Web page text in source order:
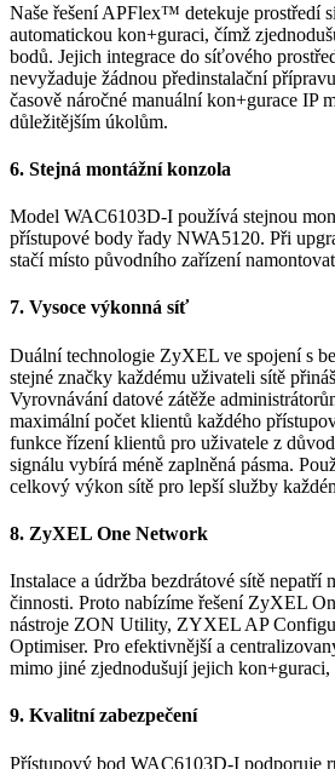
Naše řešení APFlex™ detekuje prostředí
automatickou kon+guraci, čímž
bodů. Jejich integrace do síťového
nevyžaduje žádnou předinstalační
časově náročné manuální kon+gurace IP
důležitějším úkolům.
6. Stejná montážní konzola
Model WAC6103D-I používá stejnou
přístupové body řady NWA5120. Při
stačí místo původního zařízení
7. Vysoce výkonná síť
Duální technologie ZyXEL ve spojení s
stejné značky každému uživateli sítě
Vyrovnávání datové zátěže
maximální počet klientů každého
funkce řízení klientů pro uživatele z
signálu vybírá méně zaplněná pásma.
celkový výkon sítě pro lepší služby
8. ZyXEL One Network
Instalace a údržba bezdrátové sítě nepatří
činnosti. Proto nabízíme řešení ZyXEL
nástroje ZON Utility, ZYXEL AP
Optimiser. Pro efektivnější a
mimo jiné zjednodušují jejich kon+guraci,
9. Kvalitní zabezpečení
Přístupový bod WAC6103D-I podporuje